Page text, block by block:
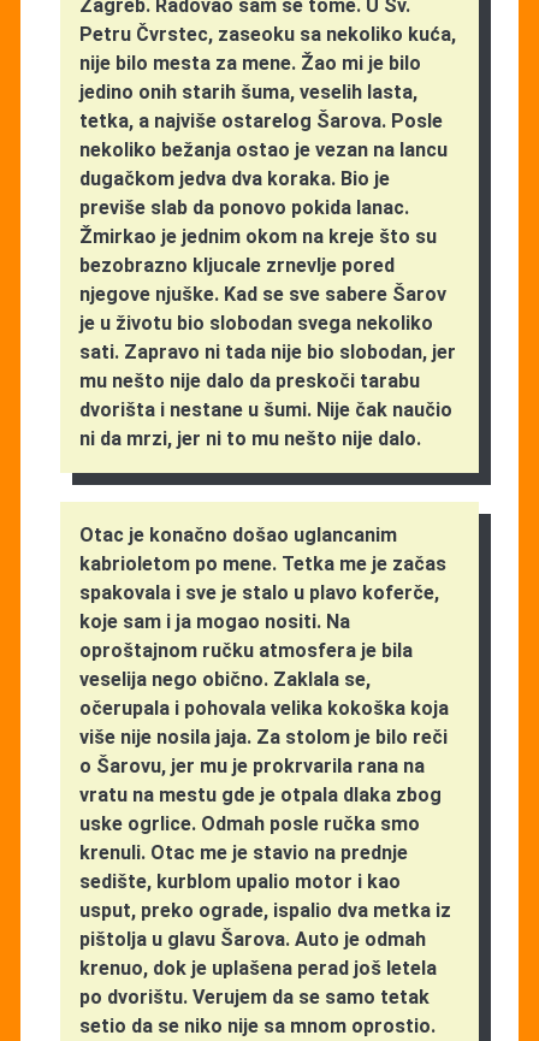
Zagreb. Radovao sam se tome. U Sv.
Petru Čvrstec, zaseoku sa nekoliko kuća,
nije bilo mesta za mene. Žao mi je bilo
jedino onih starih šuma, veselih lasta,
tetka, a najviše ostarelog Šarova. Posle
nekoliko bežanja ostao je vezan na lancu
dugačkom jedva dva koraka. Bio je
previše slab da ponovo pokida lanac.
Žmirkao je jednim okom na kreje što su
bezobrazno kljucale zrnevlje pored
njegove njuške. Kad se sve sabere Šarov
je u životu bio slobodan svega nekoliko
sati. Zapravo ni tada nije bio slobodan, jer
mu nešto nije dalo da preskoči tarabu
dvorišta i nestane u šumi. Nije čak naučio
ni da mrzi, jer ni to mu nešto nije dalo.
Otac je konačno došao uglancanim
kabrioletom po mene. Tetka me je začas
spakovala i sve je stalo u plavo koferče,
koje sam i ja mogao nositi. Na
oproštajnom ručku atmosfera je bila
veselija nego obično. Zaklala se,
očerupala i pohovala velika kokoška koja
više nije nosila jaja. Za stolom je bilo reči
o Šarovu, jer mu je prokrvarila rana na
vratu na mestu gde je otpala dlaka zbog
uske ogrlice. Odmah posle ručka smo
krenuli. Otac me je stavio na prednje
sedište, kurblom upalio motor i kao
usput, preko ograde, ispalio dva metka iz
pištolja u glavu Šarova. Auto je odmah
krenuo, dok je uplašena perad još letela
po dvorištu. Verujem da se samo tetak
setio da se niko nije sa mnom oprostio.